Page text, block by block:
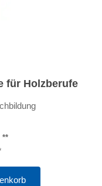
für Holzberufe
**